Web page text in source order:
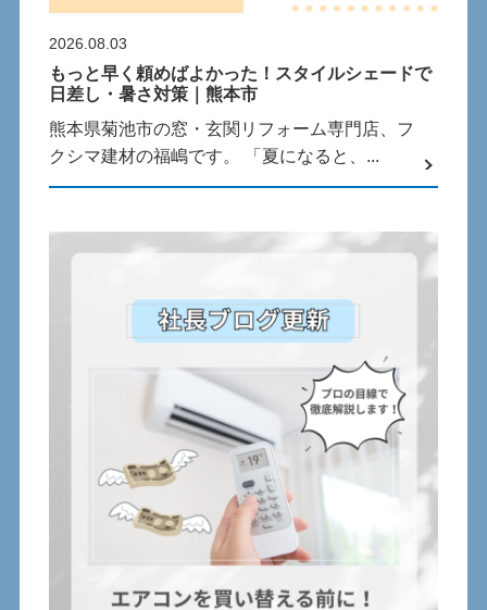
2026.08.03
もっと早く頼めばよかった！スタイルシェードで
日差し・暑さ対策｜熊本市
熊本県菊池市の窓・玄関リフォーム専門店、フ
クシマ建材の福嶋です。 「夏になると、...